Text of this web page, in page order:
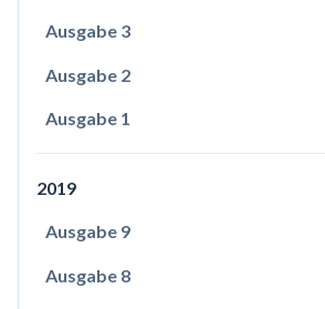
Ausgabe 3
Ausgabe 2
Ausgabe 1
2019
Ausgabe 9
Ausgabe 8